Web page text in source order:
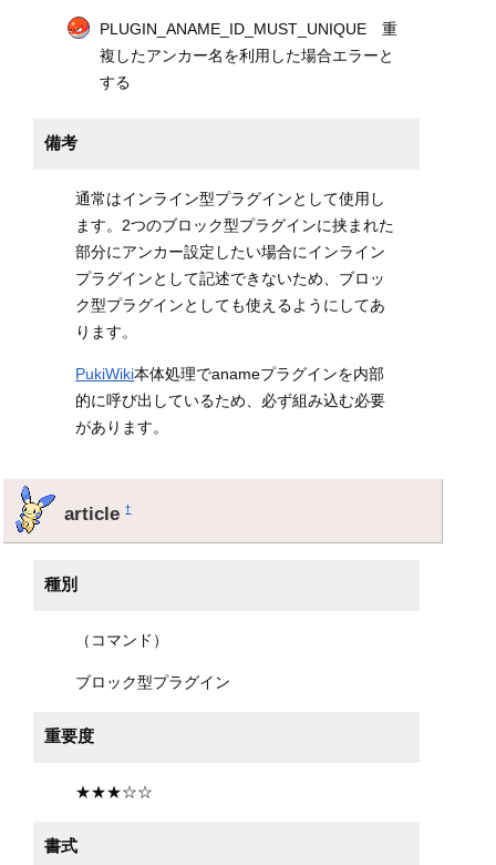
PLUGIN_ANAME_ID_MUST_UNIQUE 重
複したアンカー名を利用した場合エラーと
する
備考
通常はインライン型プラグインとして使用し
ます。2つのブロック型プラグインに挟まれた
部分にアンカー設定したい場合にインライン
プラグインとして記述できないため、ブロッ
ク型プラグインとしても使えるようにしてあ
ります。
PukiWiki本体処理でanameプラグインを内部
的に呼び出しているため、必ず組み込む必要
があります。
article†
種別
（コマンド）
ブロック型プラグイン
重要度
★★★☆☆
書式